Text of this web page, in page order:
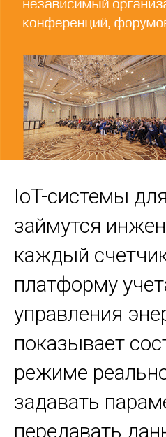
IoT-системы
займутся
каждый
платформу
управления
показывает
режиме
задавать
передавать